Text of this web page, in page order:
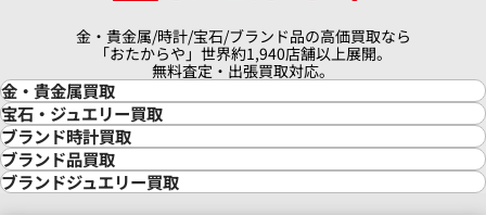
金・貴金属/時計/宝石/ブランド品の高価買取なら
「おたからや」世界約1,940店舗以上展開。
無料査定・出張買取対応。
金・貴金属買取
金買取
金の相場価格情報
金の参考買取価格一覧
インゴット買取
インゴットの相場価格情報
宝石・ジュエリー買取
宝石・ジュエリー買取
ダイヤモンド買取
ダイヤモンド・宝石の参考価格一覧
リング・結婚指輪買取
ブランド時計買取
時計買取
ロレックス買取
ロレックス デイトナ買取
ブランド品買取
ブランド買取
ブランドジュエリー買取